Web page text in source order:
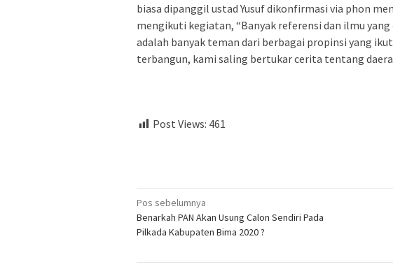
biasa dipanggil ustad Yusuf dikonfirmasi via phon
mengikuti kegiatan, “Banyak referensi dan ilmu
adalah banyak teman dari berbagai propinsi yang
terbangun, kami saling bertukar cerita tentang
Post Views: 461
Navigasi
pos
Pos sebelumnya
Benarkah PAN Akan Usung Calon Sendiri Pada
Pilkada Kabupaten Bima 2020 ?